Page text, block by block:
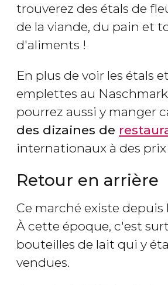
trouverez des étals de
de la viande, du pain et
d'aliments !
En plus de voir les étals
emplettes au
pourrez aussi y manger
des dizaines de
internationaux à des prix
Retour en arrière
Ce marché existe depuis
À cette époque, c'est
bouteilles de lait qui y
vendues.